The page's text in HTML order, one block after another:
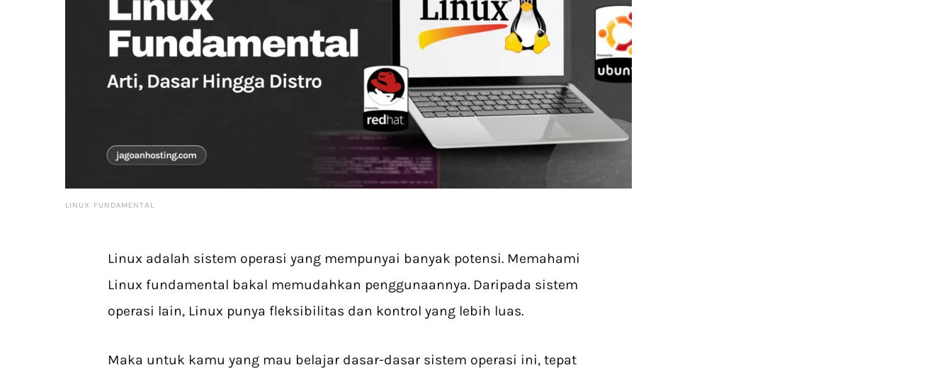
LINUX FUNDAMENTAL
Linux adalah sistem operasi yang mempunyai banyak potensi. Memahami
Linux fundamental bakal memudahkan penggunaannya. Daripada sistem
operasi lain, Linux punya fleksibilitas dan kontrol yang lebih luas.
Maka untuk kamu yang mau belajar dasar-dasar sistem operasi ini, tepat